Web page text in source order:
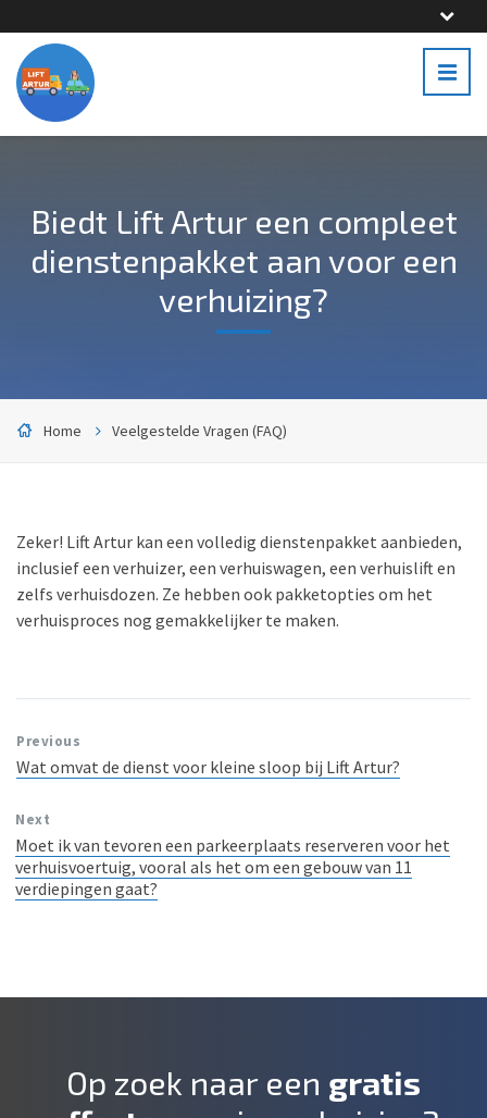
Biedt Lift Artur een compleet
dienstenpakket aan voor een
verhuizing?
Home Veelgestelde Vragen (FAQ)
Zeker! Lift Artur kan een volledig dienstenpakket aanbieden,
inclusief een verhuizer, een verhuiswagen, een verhuislift en
zelfs verhuisdozen. Ze hebben ook pakketopties om het
verhuisproces nog gemakkelijker te maken.
Previous
Wat omvat de dienst voor kleine sloop bij Lift Artur?
Next
Moet ik van tevoren een parkeerplaats reserveren voor het
verhuisvoertuig, vooral als het om een gebouw van 11
verdiepingen gaat?
Op zoek naar een gratis